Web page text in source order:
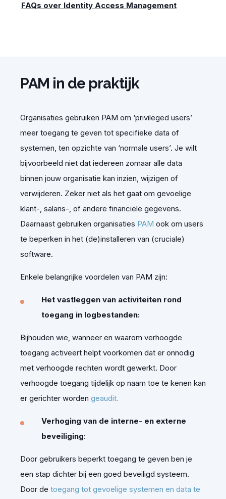
FAQs over Identity Access Management
PAM in de praktijk
Organisaties gebruiken PAM om ‘privileged users’
meer toegang te geven tot specifieke data of
systemen, ten opzichte van ‘normale users’. Je wilt
bijvoorbeeld niet dat iedereen zomaar alle data
binnen jouw organisatie kan inzien, wijzigen of
verwijderen. Zeker niet als het gaat om gevoelige
klant-, salaris-, of andere financiële gegevens.
Daarnaast gebruiken organisaties PAM ook om users
te beperken in het (de)installeren van (cruciale)
software.
Enkele belangrijke voordelen van PAM zijn:
Het vastleggen van activiteiten rond
toegang in logbestanden:
Bijhouden wie, wanneer en waarom verhoogde
toegang activeert helpt voorkomen dat er onnodig
met verhoogde rechten wordt gewerkt. Door
verhoogde toegang tijdelijk op naam toe te kenen kan
er gerichter worden geaudit.
Verhoging van de interne- en externe
beveiliging:
Door gebruikers beperkt toegang te geven ben je
een stap dichter bij een goed beveiligd systeem.
Door de toegang tot gevoelige systemen en data te